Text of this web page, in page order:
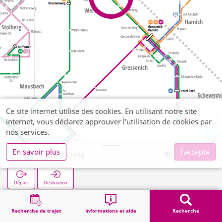
Recherche de trajet Informations et aide Recherche
Werth Kreuzung
Départ Destination
Démarrage Recherche
Ce site internet utilise des cookies. En utilisant notre site
internet, vous déclarez approuver l'utilisation de cookies par
nos services.
En savoir plus
J'accepte